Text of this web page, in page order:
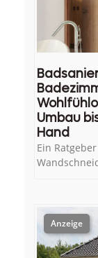
Umbau
Hand
Ein